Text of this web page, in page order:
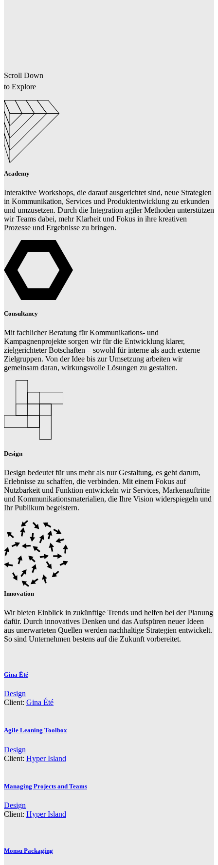
Scroll Down
to Explore
Academy
Interaktive Workshops, die darauf ausgerichtet sind, neue Strategien
in Kommunikation, Services und Produktentwicklung zu erkunden
und umzusetzen. Durch die Integration agiler Methoden unterstützen
wir Teams dabei, mehr Klarheit und Fokus in ihre kreativen
Prozesse und Ergebnisse zu bringen.
Consultancy
Mit fachlicher Beratung für Kommunikations- und
Kampagnenprojekte sorgen wir für die Entwicklung klarer,
zielgerichteter Botschaften – sowohl für interne als auch externe
Zielgruppen. Von der Idee bis zur Umsetzung arbeiten wir
gemeinsam daran, wirkungsvolle Lösungen zu gestalten.
Design
Design bedeutet für uns mehr als nur Gestaltung, es geht darum,
Erlebnisse zu schaffen, die verbinden. Mit einem Fokus auf
Nutzbarkeit und Funktion entwickeln wir Services, Markenauftritte
und Kommunikationsmaterialien, die Ihre Vision widerspiegeln und
Ihr Publikum begeistern.
Innovation
Wir bieten Einblick in zukünftige Trends und helfen bei der Planung
dafür. Durch innovatives Denken und das Aufspüren neuer Ideen
aus unerwarteten Quellen werden nachhaltige Strategien entwickelt.
So sind Unternehmen bestens auf die Zukunft vorbereitet.
Gina Été
Design
Client: Gina Été
Agile Leaning Toolbox
Design
Client: Hyper Island
Managing Projects and Teams
Design
Client: Hyper Island
Monsu Packaging